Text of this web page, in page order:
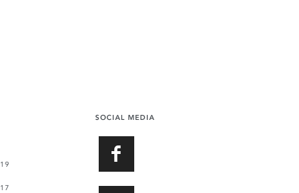
SOCIAL MEDIA